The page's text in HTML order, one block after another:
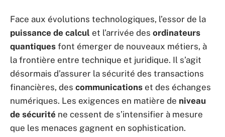
Face aux évolutions technologiques, l’essor de la
puissance de calcul et l’arrivée des ordinateurs
quantiques font émerger de nouveaux métiers, à
la frontière entre technique et juridique. Il s’agit
désormais d’assurer la sécurité des transactions
financières, des communications et des échanges
numériques. Les exigences en matière de niveau
de sécurité ne cessent de s’intensifier à mesure
que les menaces gagnent en sophistication.